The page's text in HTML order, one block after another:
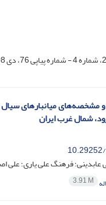
مشخصه‌های میانبارهای
شمال غرب ایران
عابدینی؛ فرهنگ علی یاری؛ علی
3.91 M